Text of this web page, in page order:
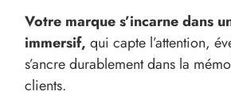
Votre marque s’incarne dans
immersif, qui capte l’attention,
s’ancre durablement dans la
clients.